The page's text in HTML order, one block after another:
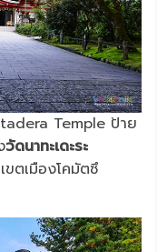
Temple ป้าย
วัดนาทะเดะระ
ขตเมืองโคมัตซึ